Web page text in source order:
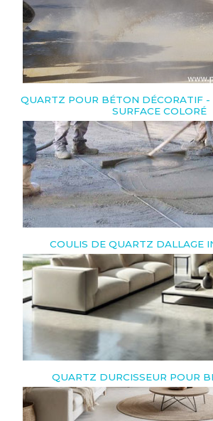
QUARTZ POUR BÉTON DÉCORATIF -
SURFACE COLORÉ
COULIS DE QUARTZ DALLAGE
QUARTZ DURCISSEUR POUR